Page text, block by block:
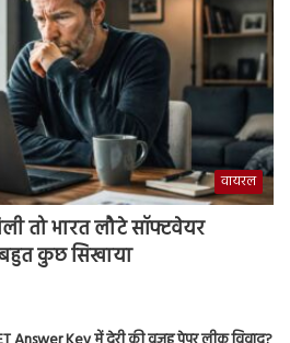
वायरल
तो भारत लौटे सॉफ्टवेयर
कुछ सिखाया